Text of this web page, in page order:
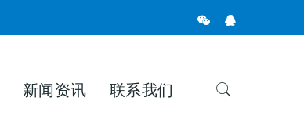
新闻资讯 联系我们